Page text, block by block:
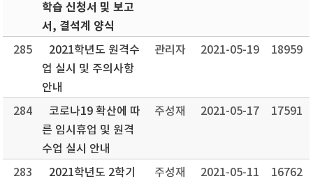
학습 신청서 및 보고
서, 결석계 양식
285
2021학년도 원격수
업 실시 및 주의사항
안내
관리자 2021-05-19 18959
284
코로나19 확산에 따
른 임시휴업 및 원격
수업 실시 안내
주성재 2021-05-17 17591
283
2021학년도 2학기
주성재 2021-05-11 16762